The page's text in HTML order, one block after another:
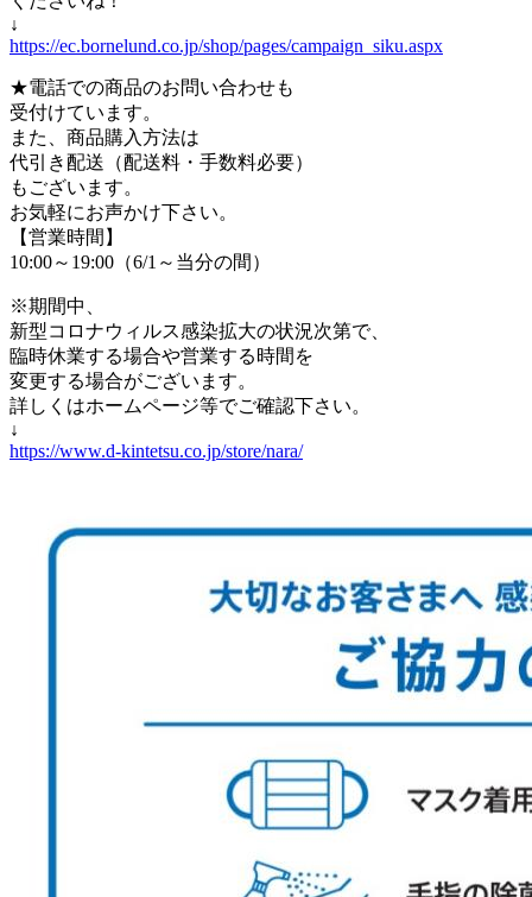
↓
https://ec.bornelund.co.jp/shop/pages/campaign_siku.aspx
★電話での商品のお問い合わせも
受付けています。
また、商品購入方法は
代引き配送（配送料・手数料必要）
もございます。
お気軽にお声かけ下さい。
【営業時間】
10:00～19:00（6/1～当分の間）
※期間中、
新型コロナウィルス感染拡大の状況次第で、
臨時休業する場合や営業する時間を
変更する場合がございます。
詳しくはホームページ等でご確認下さい。
↓
https://www.d-kintetsu.co.jp/store/nara/